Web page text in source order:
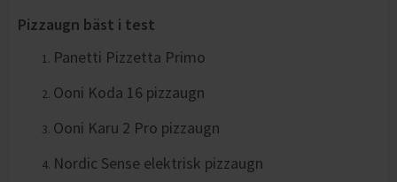
Pizzaugn bäst i test
Panetti Pizzetta Primo
Ooni Koda 16 pizzaugn
Ooni Karu 2 Pro pizzaugn
Nordic Sense elektrisk pizzaugn